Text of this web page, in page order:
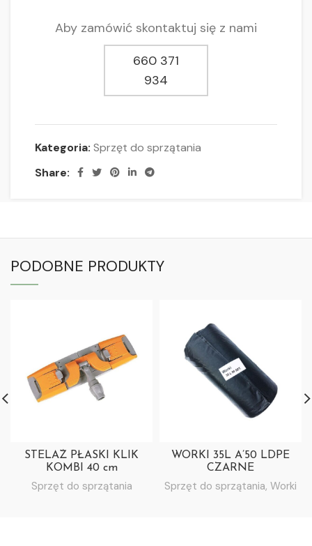
Aby zamówić skontaktuj się z nami
660 371
934
Kategoria: Sprzęt do sprzątania
Share:
PODOBNE PRODUKTY
STELAŻ PŁASKI KLIK
KOMBI 40 cm
Sprzęt do sprzątania
WORKI 35L A’50 LDPE
CZARNE
Sprzęt do sprzątania, Worki